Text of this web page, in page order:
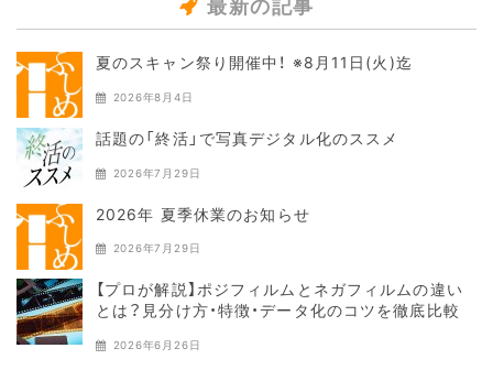
最新の記事
夏のスキャン祭り開催中！ ※8月11日(火)迄
2026年8月4日
話題の「終活」で写真デジタル化のススメ
2026年7月29日
2026年 夏季休業のお知らせ
2026年7月29日
【プロが解説】ポジフィルムとネガフィルムの違い
とは？見分け方・特徴・データ化のコツを徹底比較
2026年6月26日